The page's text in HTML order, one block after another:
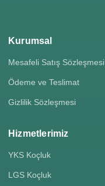
Kurumsal
Mesafeli Satış Sözleşmesi
Ödeme ve Teslimat
Gizlilik Sözleşmesi
Hizmetlerimiz
YKS Koçluk
LGS Koçluk